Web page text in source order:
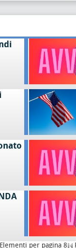
Elementi per pagina 8